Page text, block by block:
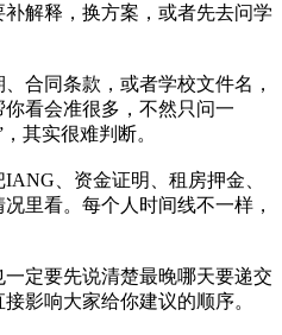
解释，换方案，或者先去问学
合同条款，或者学校文件名，
看会准很多，不然只问一
其实很难判断。
、资金证明、租房押金、
里看。每个人时间线不一样，
定要先说清楚最晚哪天要递交
影响大家给你建议的顺序。